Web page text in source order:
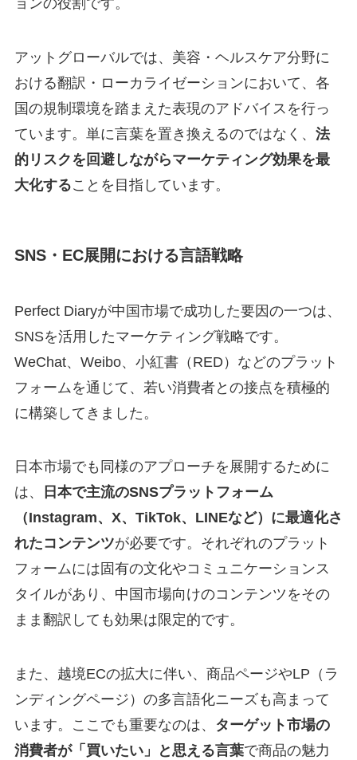
ョンの役割です。
アットグローバルでは、美容・ヘルスケア分野に
おける翻訳・ローカライゼーションにおいて、各
国の規制環境を踏まえた表現のアドバイスを行っ
ています。単に言葉を置き換えるのではなく、 法
的リスクを回避しながらマーケティング効果を最
大化することを目指しています。
SNS・EC展開における言語戦略
Perfect Diaryが中国市場で成功した要因の一つは、
SNSを活用したマーケティング戦略です。
WeChat、Weibo、小紅書（RED）などのプラット
フォームを通じて、若い消費者との接点を積極的
に構築してきました。
日本市場でも同様のアプローチを展開するために
は、
日本で主流のSNSプラットフォーム
（Instagram、X、TikTok、LINEなど）に最適化さ
れたコンテンツが必要です。それぞれのプラット
フォームには固有の文化やコミュニケーションス
タイルがあり、中国市場向けのコンテンツをその
まま翻訳しても効果は限定的です。
また、越境ECの拡大に伴い、商品ページやLP（ラ
ンディングページ）の多言語化ニーズも高まって
います。ここでも重要なのは、
ターゲット市場の
消費者が「買いたい」と思える言葉で商品の魅力